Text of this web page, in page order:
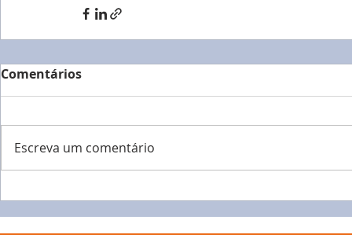
Comentários
Escreva um comentário